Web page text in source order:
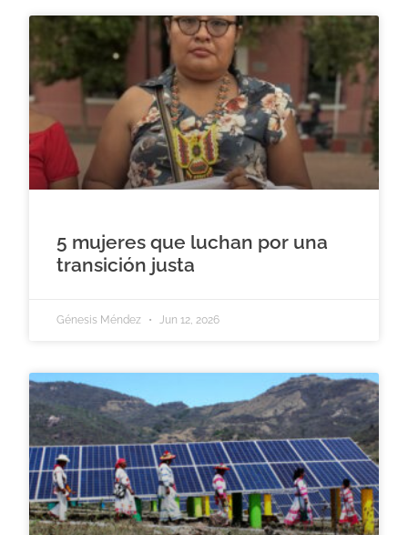
5 mujeres que luchan por una
transición justa
Génesis Méndez Jun 12, 2026